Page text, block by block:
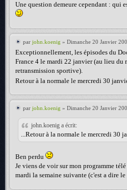
Une question demeure cependant : qui
par john.koenig » Dimanche 20 Janvier
Exceptionnellement, les épisodes du
France 4 le mardi 22 janvier (au lieu du
retransmission sportive).
Retour à la normale le mercredi 30
par john.koenig » Dimanche 20 Janvier
john.koenig a écrit:
...Retour à la normale le mercredi 30
Ben perdu
Je viens de voir sur mon programme
mardi la semaine suivante (c'est a dire